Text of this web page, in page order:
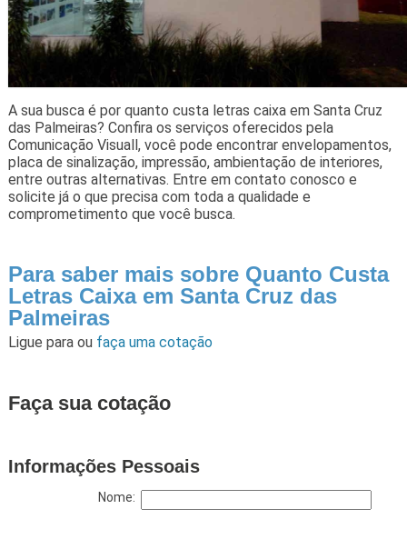
A sua busca é por quanto custa letras caixa em Santa Cruz
das Palmeiras? Confira os serviços oferecidos pela
Comunicação Visuall, você pode encontrar envelopamentos,
placa de sinalização, impressão, ambientação de interiores,
entre outras alternativas. Entre em contato conosco e
solicite já o que precisa com toda a qualidade e
comprometimento que você busca.
Para saber mais sobre Quanto Custa
Letras Caixa em Santa Cruz das
Palmeiras
Ligue para ou faça uma cotação
Faça sua cotação
Informações Pessoais
Nome: